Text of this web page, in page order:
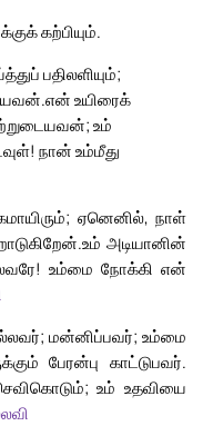
கற்பியும்.
பதிலளியும்;
என் உயிரைக்
உம்
நான் உம்மீது
ஏனெனில், நாள்
உம் அடியானின்
உம்மை நோக்கி என்
மன்னிப்பவர்; உம்மை
பேரன்பு காட்டுபவர்.
உம் உதவியை